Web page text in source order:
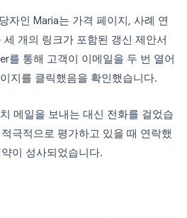
자인 Maria는 가격 페이지, 사례 연
개의 링크가 포함된 갱신 제안서
를 통해 고객이 이메일을 두 번 열어
지를 클릭했음을 확인했습니다.
메일을 보내는 대신 전화를 걸었습
극적으로 평가하고 있을 때 연락했
이 성사되었습니다.